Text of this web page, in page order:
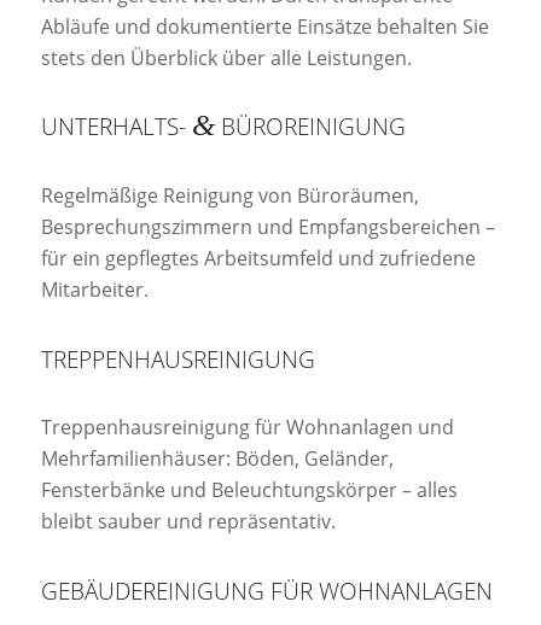
Abläufe und dokumentierte Einsätze behalten Sie
stets den Überblick über alle Leistungen.
UNTERHALTS- &BÜROREINIGUNG
Regelmäßige Reinigung von Büroräumen,
Besprechungszimmern und Empfangsbereichen –
für ein gepflegtes Arbeitsumfeld und zufriedene
Mitarbeiter.
TREPPENHAUSREINIGUNG
Treppenhausreinigung für Wohnanlagen und
Mehrfamilienhäuser: Böden, Geländer,
Fensterbänke und Beleuchtungskörper – alles
bleibt sauber und repräsentativ.
GEBÄUDEREINIGUNG FÜR WOHNANLAGEN